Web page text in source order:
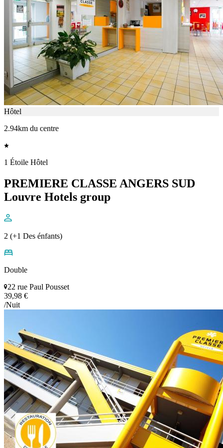
Hôtel
2.94km du centre
1 Étoile Hôtel
PREMIERE CLASSE ANGERS SUD
Louvre Hotels group
2 (+1 Des énfants)
Double
22 rue Paul Pousset
39,98 €
/Nuit